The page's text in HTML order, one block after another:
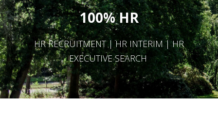
100% HR
HR RECRUITMENT | HR INTERIM | HR
EXECUTIVE SEARCH